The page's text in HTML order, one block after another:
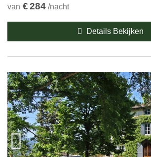
van €284 /nacht
Details Bekijken